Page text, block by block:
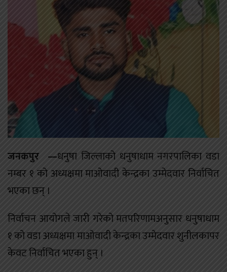
जनकपुर —धनुषा जिल्लाको धनुषाधाम नगरपालिका वडा
नम्बर १ को अध्यक्षमा माओवादी केन्द्रका उम्मेदवार निर्वाचित
भएका छन् ।
निर्वाचन आयोगले जारी गरेको मतपरिणामअनुसार धनुषाधाम
१ को वडा अध्यक्षमा माओवादी केन्द्रका उम्मेदवार शुनीलकापर
केवट निर्वाचित भएका हुन् ।